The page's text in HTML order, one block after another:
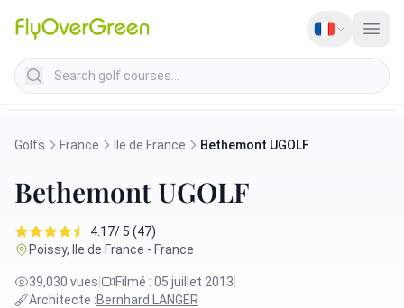
Search golf courses
Golfs France Ile de France Bethemont UGOLF
Bethemont UGOLF
4.17/ 5 (47)
Poissy, Ile de France - France
39,030 vues Filmé : 05 juillet 2013
Architecte :Bernhard LANGER